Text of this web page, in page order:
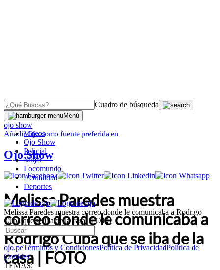
Cuadro de búsqueda
Menú
Videos
Ojo Show
Policial
Mujer
Locomundo
Actualidad
Deportes
Melissa Paredes muestra correo donde le comunicaba a Rodrigo
Cuba que se iba de la casa | FOTO
ojo.peTérminos y CondicionesPolítica de PrivacidadPolítica de
Cookies
TEMAS:
OJO
ojo show
AñadirOjocomo fuente preferida en
Ojo Show
Melissa Paredes muestra
correo donde le comunicaba a
Rodrigo Cuba que se iba de la
casa | FOTO